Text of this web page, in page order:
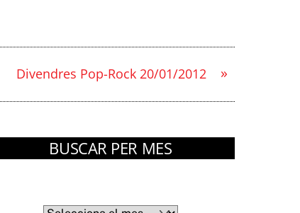
»
Divendres Pop-Rock 20/01/2012
BUSCAR PER MES